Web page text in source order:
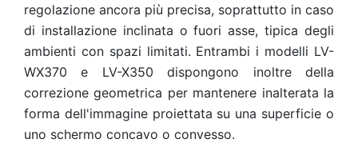
regolazione ancora più precisa, soprattutto in caso
di installazione inclinata o fuori asse, tipica degli
ambienti con spazi limitati. Entrambi i modelli LV-
WX370 e LV-X350 dispongono inoltre della
correzione geometrica per mantenere inalterata la
forma dell'immagine proiettata su una superficie o
uno schermo concavo o convesso.